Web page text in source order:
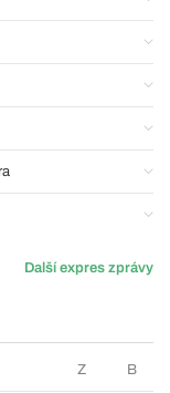
Další expres zprávy
Z B